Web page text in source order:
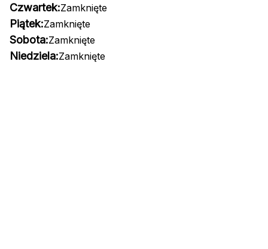
Czwartek:Zamknięte
Piątek:Zamknięte
Sobota:Zamknięte
Niedziela:Zamknięte